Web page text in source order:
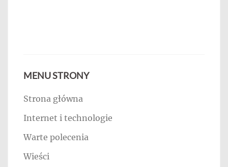
MENU STRONY
Strona główna
Internet i technologie
Warte polecenia
Wieści